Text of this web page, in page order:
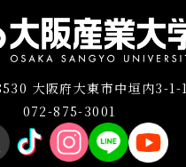
大阪府大東市中垣内3-1-1
072-875-3001